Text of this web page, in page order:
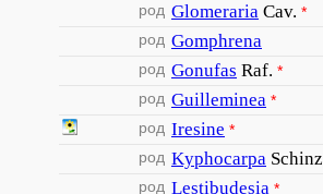
род Glomeraria Cav. *
род Gomphrena
род Gonufas Raf. *
род Guilleminea *
род Iresine *
род Kyphocarpa Schinz
род Lestibudesia *